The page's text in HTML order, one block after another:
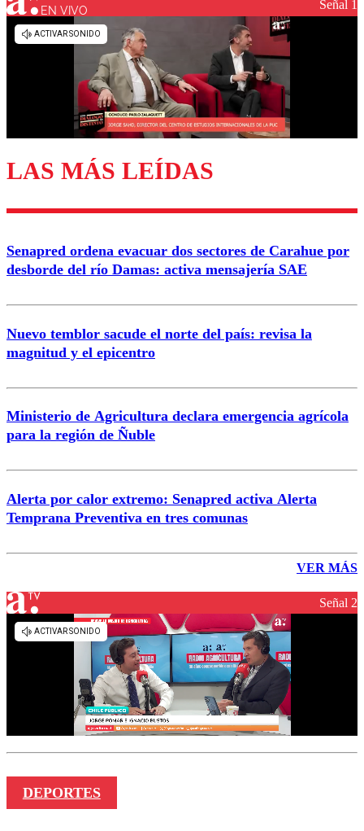
Los comentarios son moderados para garantizar un
diálogo respetuoso.
Enviar comentario
EN VIVO Señal 1
LAS MÁS LEÍDAS
Senapred ordena evacuar dos sectores de Carahue por
desborde del río Damas: activa mensajería SAE
Nuevo temblor sacude el norte del país: revisa la
magnitud y el epicentro
Ministerio de Agricultura declara emergencia agrícola
para la región de Ñuble
Alerta por calor extremo: Senapred activa Alerta
Temprana Preventiva en tres comunas
VER MÁS
Señal 2
DEPORTES